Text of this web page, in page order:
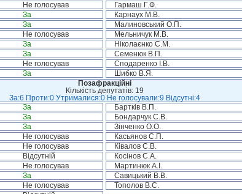
Не голосував Гармаш Г.Ф.
За Карнаух М.В.
За Малиновський О.П.
Не голосував Мельничук М.В.
За Ніколаєнко С.М.
За Семенюк В.П.
Не голосував Сподаренко І.В.
За Шибко В.Я.
Позафракційні
Кількість депутатів: 19
За:6 Проти:0 Утрималися:0 Не голосували:9 Відсутні:4
За Бартків В.П.
За Бондарчук С.В.
За Зінченко О.О.
Не голосував Касьянов С.П.
Не голосував Ківалов С.В.
Відсутній Косінов С.А.
Не голосував Мартинюк А.І.
За Савицький В.В.
Не голосував Тополов В.С.